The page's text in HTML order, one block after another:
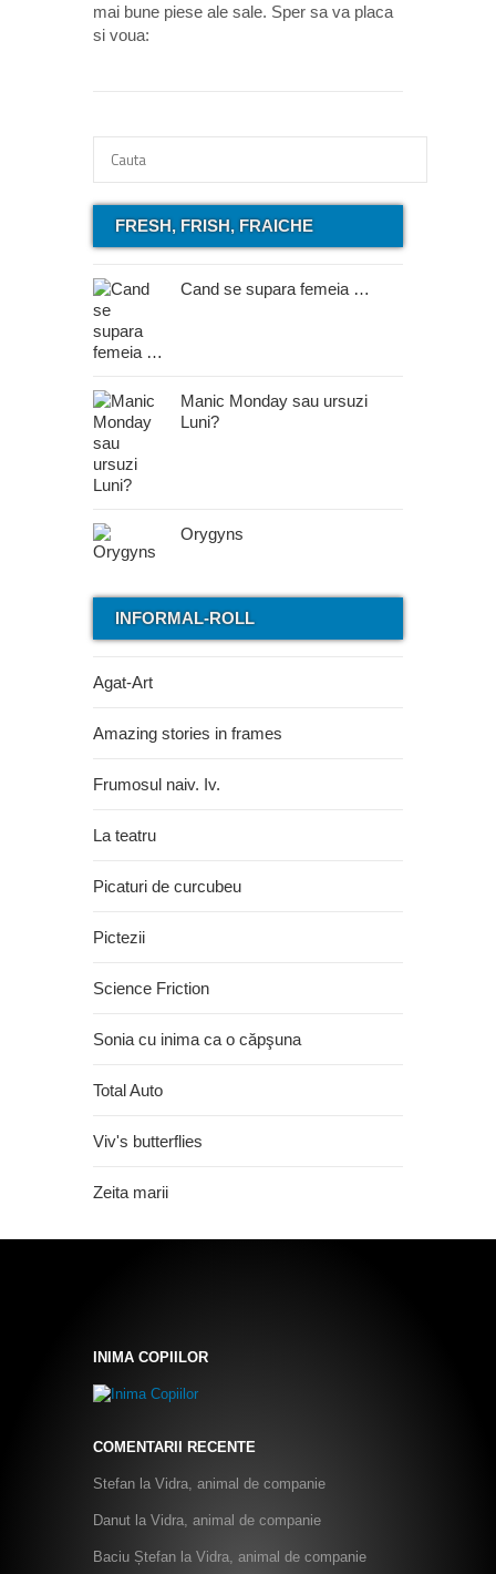
mai bune piese ale sale. Sper sa va placa
si voua:
FRESH, FRISH, FRAICHE
Cand se supara femeia …
Manic Monday sau ursuzi
Luni?
Orygyns
INFORMAL-ROLL
Agat-Art
Amazing stories in frames
Frumosul naiv. Iv.
La teatru
Picaturi de curcubeu
Pictezii
Science Friction
Sonia cu inima ca o căpşuna
Total Auto
Viv's butterflies
Zeita marii
INIMA COPIILOR
COMENTARII RECENTE
Stefan la Vidra, animal de companie
Danut la Vidra, animal de companie
Baciu Ștefan la Vidra, animal de companie